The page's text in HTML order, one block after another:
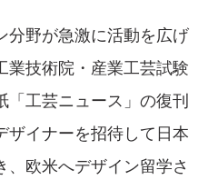
分野が急激に活動を広げ
業技術院・産業工芸試験
「工芸ニュース」の復刊
ザイナーを招待して日本
欧米へデザイン留学さ